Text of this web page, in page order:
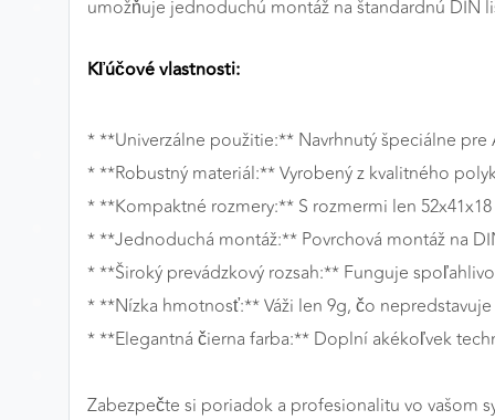
umožňuje jednoduchú montáž na štandardnú DIN
Kľúčové vlastnosti:
* **Univerzálne použitie:** Navrhnutý špeciálne pre
* **Robustný materiál:** Vyrobený z kvalitného
* **Kompaktné rozmery:** S rozmermi len
* **Jednoduchá montáž:** Povrchová montáž na
* **Široký prevádzkový rozsah:** Funguje
* **Nízka hmotnosť:** Váži len 9g, čo nepredstavuje
* **Elegantná čierna farba:** Doplní akékoľvek
Zabezpečte si poriadok a profesionalitu vo vašom
ANALYTICKÉ COOKIES
Analytické cookies nám umožňujú meranie výkonu
nášho webu. Ich pomocou určujeme počet návštev a
zdroje návštev našich webových stránok. Dáta získané
pomocou týchto cookies spracovávame anonymne a
súhrnne, bez použitia identifikátorov, ktoré ukazujú na
konkrétnych používateľov nášho webu. Vďaka týmto
cookies môžeme optimalizovať výkon a funkčnosť
našich stránok.
Google Analytics